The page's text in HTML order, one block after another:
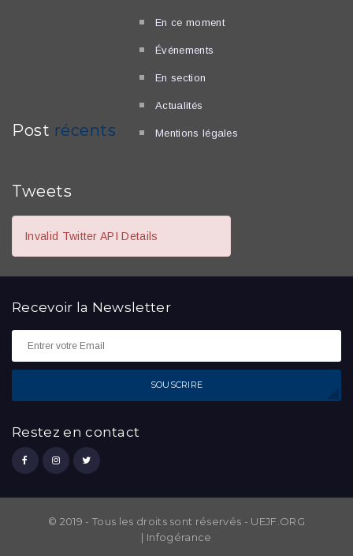
Post récents
En ce moment
Événements
En section
Actualités
Mentions légales
Tweets
Invalid Twitter API Details
Recevoir la Newsletter
SOUSCRIRE
Restez en contact
© 2019 - Tous les droits sont réservés - UEJF.ORG
| Infogérance